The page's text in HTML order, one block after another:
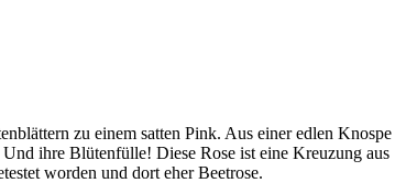
zu einem satten Pink. Aus einer edlen Knospe
ihre Blütenfülle! Diese Rose ist eine Kreuzung aus
worden und dort eher Beetrose.